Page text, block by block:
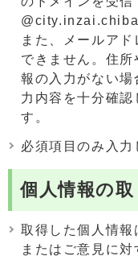
また、メールア
できません。住
報の入力がない場
力内容を十分確認
す。
必須項目のみ入力
個人情報の
取得した個人情報
またはご意見に